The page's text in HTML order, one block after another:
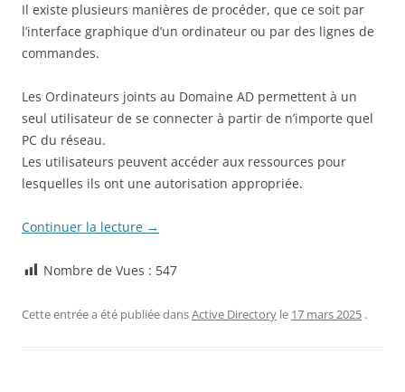
Il existe plusieurs manières de procéder, que ce soit par
l’interface graphique d’un ordinateur ou par des lignes de
commandes.
Les Ordinateurs joints au Domaine AD permettent à un
seul utilisateur de se connecter à partir de n’importe quel
PC du réseau.
Les utilisateurs peuvent accéder aux ressources pour
lesquelles ils ont une autorisation appropriée.
Continuer la lecture →
Nombre de Vues : 547
Cette entrée a été publiée dansActive Directory le 17 mars 2025 .